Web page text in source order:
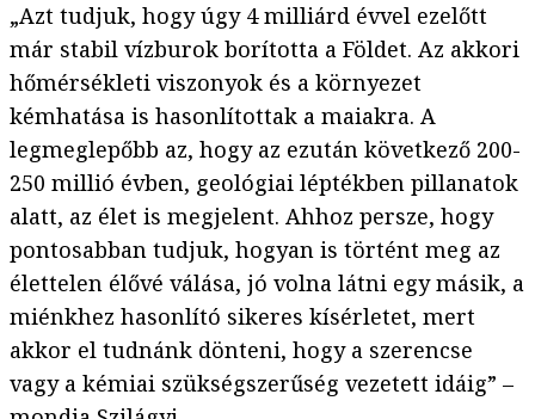
„Azt tudjuk, hogy úgy 4 milliárd évvel ezelőtt
már stabil vízburok borította a Földet. Az akkori
hőmérsékleti viszonyok és a környezet
kémhatása is hasonlítottak a maiakra. A
legmeglepőbb az, hogy az ezután következő 200-
250 millió évben, geológiai léptékben pillanatok
alatt, az élet is megjelent. Ahhoz persze, hogy
pontosabban tudjuk, hogyan is történt meg az
élettelen élővé válása, jó volna látni egy másik, a
miénkhez hasonlító sikeres kísérletet, mert
akkor el tudnánk dönteni, hogy a szerencse
vagy a kémiai szükségszerűség vezetett idáig” –